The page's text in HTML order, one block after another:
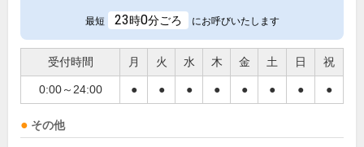
最短 23時0分ごろ にお呼びいたします
受付時間 月 火 水 木 金 土 日 祝
0:00～24:00 ● ● ● ● ● ● ● ●
その他